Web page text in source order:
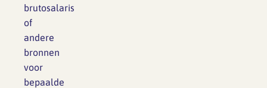
brutosalaris
of
andere
bronnen
voor
bepaalde